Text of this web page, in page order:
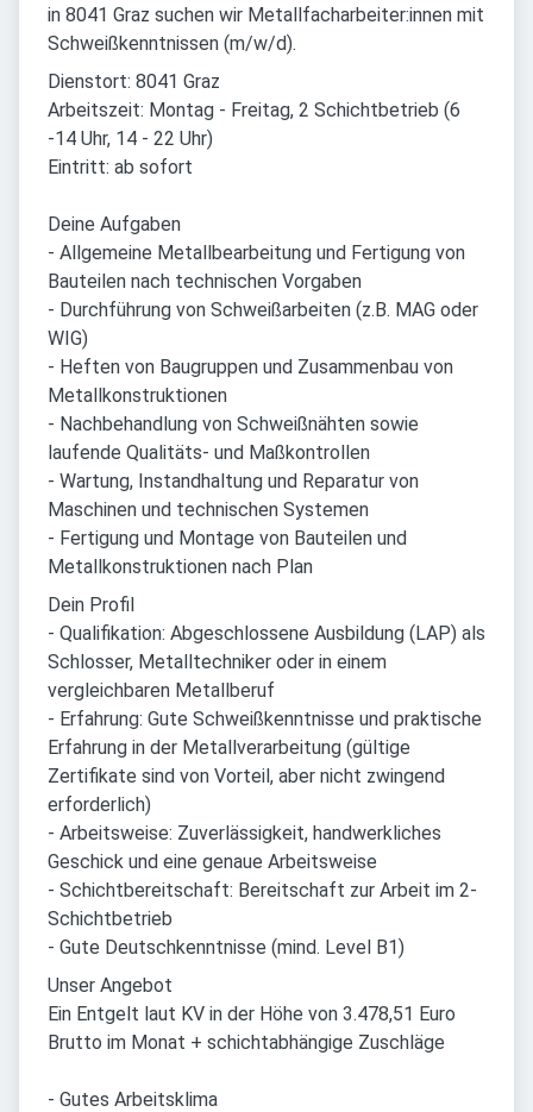
in 8041 Graz suchen wir Metallfacharbeiter:innen mit
Schweißkenntnissen (m/w/d).
Dienstort: 8041 Graz
Arbeitszeit: Montag - Freitag, 2 Schichtbetrieb (6
-14 Uhr, 14 - 22 Uhr)
Eintritt: ab sofort
Deine Aufgaben
- Allgemeine Metallbearbeitung und Fertigung von
Bauteilen nach technischen Vorgaben
- Durchführung von Schweißarbeiten (z.B. MAG oder
WIG)
- Heften von Baugruppen und Zusammenbau von
Metallkonstruktionen
- Nachbehandlung von Schweißnähten sowie
laufende Qualitäts- und Maßkontrollen
- Wartung, Instandhaltung und Reparatur von
Maschinen und technischen Systemen
- Fertigung und Montage von Bauteilen und
Metallkonstruktionen nach Plan
Dein Profil
- Qualifikation: Abgeschlossene Ausbildung (LAP) als
Schlosser, Metalltechniker oder in einem
vergleichbaren Metallberuf
- Erfahrung: Gute Schweißkenntnisse und praktische
Erfahrung in der Metallverarbeitung (gültige
Zertifikate sind von Vorteil, aber nicht zwingend
erforderlich)
- Arbeitsweise: Zuverlässigkeit, handwerkliches
Geschick und eine genaue Arbeitsweise
- Schichtbereitschaft: Bereitschaft zur Arbeit im 2-
Schichtbetrieb
- Gute Deutschkenntnisse (mind. Level B1)
Unser Angebot
Ein Entgelt laut KV in der Höhe von 3.478,51 Euro
Brutto im Monat + schichtabhängige Zuschläge
- Gutes Arbeitsklima